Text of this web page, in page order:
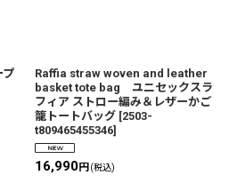
プ
Raffia straw woven and leather
basket tote bag ユニセックスラ
フィア ストロー編み＆レザーかご
籠トートバッグ [2503-
t809465455346]
16,990円 (税込)